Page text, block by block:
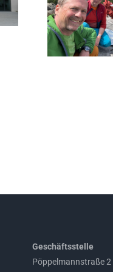
Geschäftsstelle
Pöppelmannstraße 2